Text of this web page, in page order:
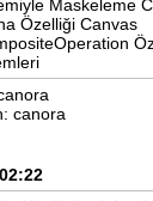
Maskeleme
Özelliği Canvas
canora